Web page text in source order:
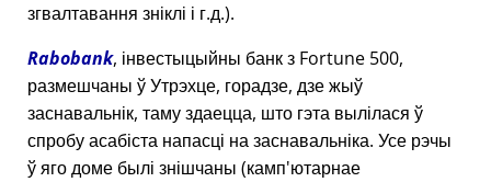
згвалтавання зніклі і г.д.).
Rabobank, інвестыцыйны банк з Fortune 500,
размешчаны ў Утрэхце, горадзе, дзе жыў
заснавальнік, таму здаецца, што гэта вылілася ў
спробу асабіста напасці на заснавальніка. Усе рэчы
ў яго доме былі знішчаны (камп'ютарнае